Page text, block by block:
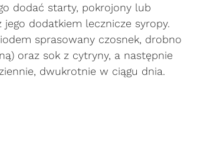
dodać starty, pokrojony lub
dodatkiem lecznicze syropy.
sprasowany czosnek, drobno
oraz sok z cytryny, a następnie
dwukrotnie w ciągu dnia.